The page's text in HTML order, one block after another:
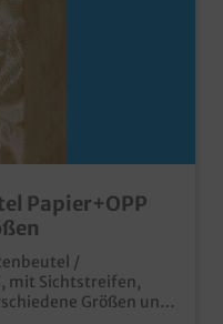
Papier+OPP
/
mit Sichtstreifen,
Größen und